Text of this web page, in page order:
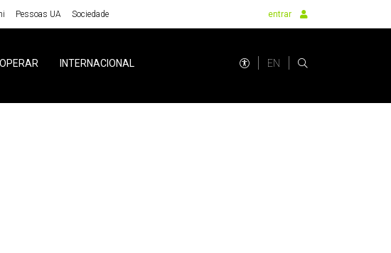
Pessoas UA Sociedade entrar
INTERNACIONAL EN